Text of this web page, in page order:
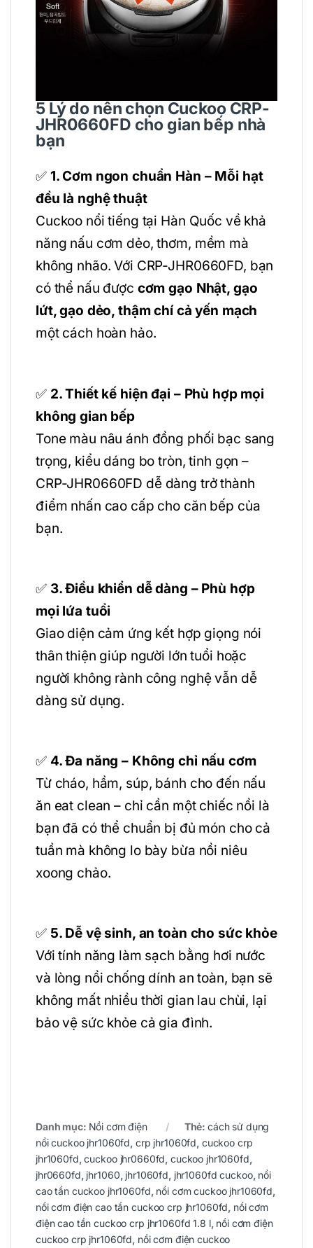
5 Lý do nên chọn Cuckoo CRP-
JHR0660FD cho gian bếp nhà
bạn
✅ 1. Cơm ngon chuẩn Hàn – Mỗi hạt
đều là nghệ thuật
Cuckoo nổi tiếng tại Hàn Quốc về khả
năng nấu cơm dẻo, thơm, mềm mà
không nhão. Với CRP-JHR0660FD, bạn
có thể nấu được cơm gạo Nhật, gạo
lứt, gạo dẻo, thậm chí cả yến mạch
một cách hoàn hảo.
✅ 2. Thiết kế hiện đại – Phù hợp mọi
không gian bếp
Tone màu nâu ánh đồng phối bạc sang
trọng, kiểu dáng bo tròn, tinh gọn –
CRP-JHR0660FD dễ dàng trở thành
điểm nhấn cao cấp cho căn bếp của
bạn.
✅ 3. Điều khiển dễ dàng – Phù hợp
mọi lứa tuổi
Giao diện cảm ứng kết hợp giọng nói
thân thiện giúp người lớn tuổi hoặc
người không rành công nghệ vẫn dễ
dàng sử dụng.
✅ 4. Đa năng – Không chỉ nấu cơm
Từ cháo, hầm, súp, bánh cho đến nấu
ăn eat clean – chỉ cần một chiếc nồi là
bạn đã có thể chuẩn bị đủ món cho cả
tuần mà không lo bày bừa nồi niêu
xoong chảo.
✅ 5. Dễ vệ sinh, an toàn cho sức khỏe
Với tính năng làm sạch bằng hơi nước
và lòng nồi chống dính an toàn, bạn sẽ
không mất nhiều thời gian lau chùi, lại
bảo vệ sức khỏe cả gia đình.
Danh mục: Nồi cơm điện Thẻ: cách sử dụng
nồi cuckoo jhr1060fd, crp jhr1060fd, cuckoo crp
jhr1060fd,cuckoo jhr0660fd, cuckoo jhr1060fd,
jhr0660fd, jhr1060, jhr1060fd, jhr1060fd cuckoo, nồi
cao tần cuckoo jhr1060fd, nồi cơm cuckoo jhr1060fd,
nồi cơm điện cao tần cuckoo crp jhr1060fd, nồi cơm
điện cao tần cuckoo crp jhr1060fd 1.8 l, nồi cơm điện
cuckoo crp jhr1060fd, nồi cơm điện cuckoo